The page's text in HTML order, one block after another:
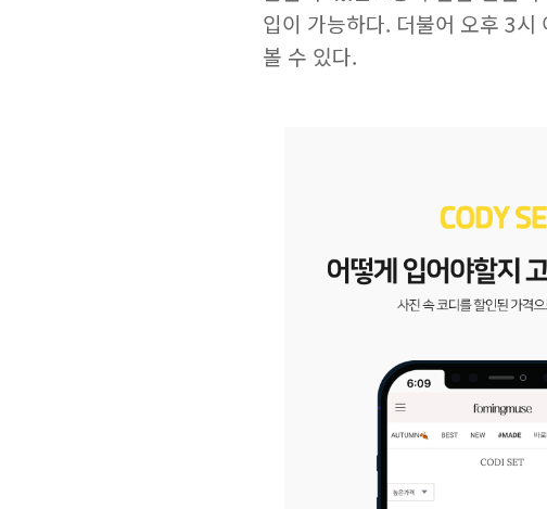
입이 가능하다. 더불어 오후 3
볼 수 있다.